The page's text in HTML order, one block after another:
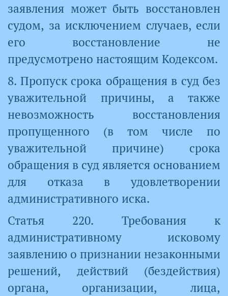
заявления может быть восстановлен
судом, за исключением случаев, если
его восстановление не
предусмотрено настоящим Кодексом.
8. Пропуск срока обращения в суд без
уважительной причины, а также
невозможность восстановления
пропущенного (в том числе по
уважительной причине) срока
обращения в суд является основанием
для отказа в удовлетворении
административного иска.
Статья 220. Требования к
административному исковому
заявлению о признании незаконными
решений, действий (бездействия)
органа, организации, лица,